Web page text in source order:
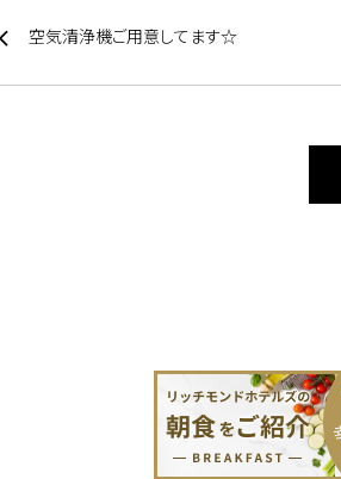
空気清浄機ご用意してます☆